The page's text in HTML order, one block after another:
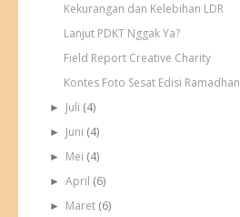
Kekurangan dan Kelebihan LDR
Lanjut PDKT Nggak Ya?
Field Report Creative Charity
Kontes Foto Sesat Edisi Ramadhan
► Juli (4)
► Juni (4)
► Mei (4)
►April (6)
► Maret (6)